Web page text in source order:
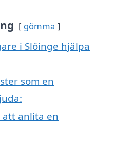
gömma
i Slöinge hjälpa
som en
anlita en